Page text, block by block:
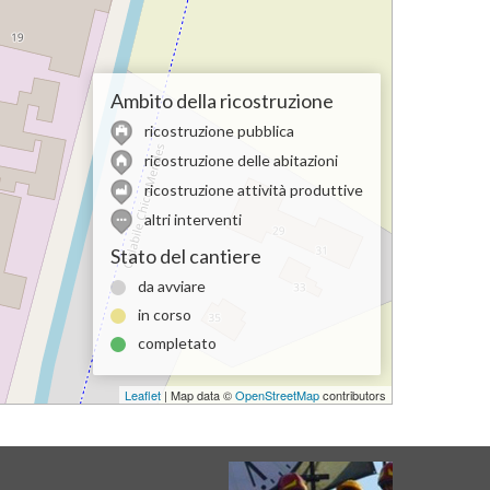
Ambito della ricostruzione
ricostruzione pubblica
ricostruzione delle abitazioni
ricostruzione attività produttive
altri interventi
Stato del cantiere
da avviare
in corso
completato
Leaflet | Map data ©OpenStreetMapcontributors